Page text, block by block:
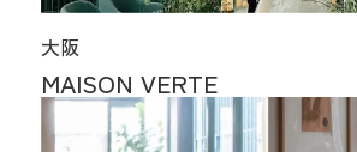
大阪
MAISON VERTE